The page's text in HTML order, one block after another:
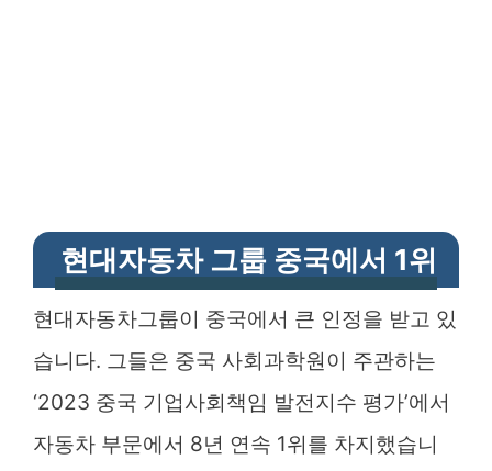
현대자동차 그룹 중국에서 1위
현대자동차그룹이 중국에서 큰 인정을 받고 있
습니다. 그들은 중국 사회과학원이 주관하는
‘2023 중국 기업사회책임 발전지수 평가’에서
자동차 부문에서 8년 연속 1위를 차지했습니